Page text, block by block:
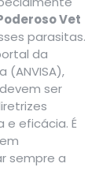
Vet
parasitas.
da
(ANVISA),
ser
eficácia. É
em
sempre a